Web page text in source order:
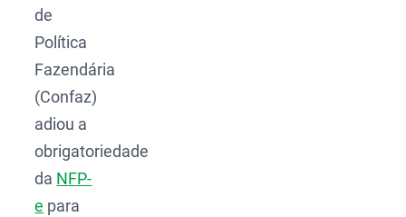
de
Política
Fazendária
(Confaz)
adiou a
obrigatoriedade
da NFP-
e para